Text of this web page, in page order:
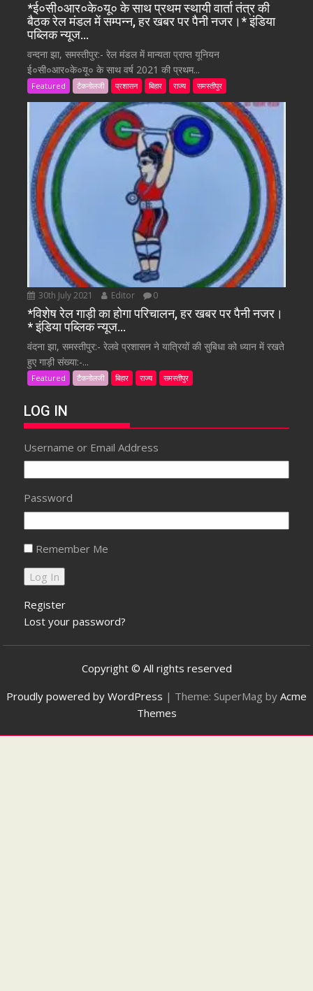
*ई०सी०आर०के०यू० के साथ प्रथम स्थायी वार्ता तंत्र की
बैठक रेल मंडल में सम्पन्न, हर खबर पर पैनी नजर।* इंडिया
पब्लिक न्यूज…
वन्दना झा, समस्तीपुर:- रेल मंडल में मान्यता प्राप्त यूनियन
ई०सी०आर०के०यू० के साथ वर्ष 2021 की प्रथम...
Featured टैकनोलजी प्रशासन बिहार राज्य समस्तीपुर
30th July 2021 Editor 0
*विशेष रेल गाड़ी का होगा परिचालन, हर खबर पर पैनी नजर।
* इंडिया पब्लिक न्यूज…
वंदना झा, समस्तीपुर:- रेलवे प्रशासन ने यात्रियों की सुबिधा को ध्यान में रखते
हुए गाड़ी संख्या:-...
Featured टैकनोलजी बिहार राज्य समस्तीपुर
LOG IN
Username or Email Address
Password
Remember Me
Register
Lost your password?
Copyright © All rights reserved
Proudly powered by WordPress | Theme: SuperMag by Acme
Themes